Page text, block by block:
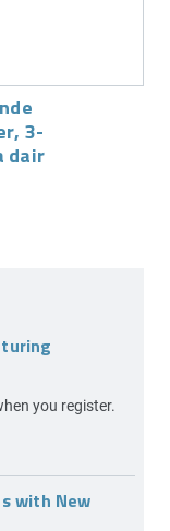
3-
dair
you register.
with New